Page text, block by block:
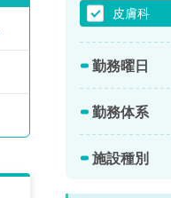
皮膚科
勤務曜日
勤務体系
施設種別